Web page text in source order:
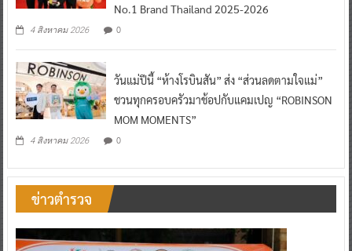
No.1 Brand Thailand 2025-2026
4 สิงหาคม 2026 0
วันแม่ปีนี้ “ห้างโรบินสัน” ส่ง “ส่วนลดตามใจแม่”
ชวนทุกครอบครัวมาช้อปกับแคมเปญ “ROBINSON
MOM MOMENTS”
4 สิงหาคม 2026 0
ข่าวตำรวจ